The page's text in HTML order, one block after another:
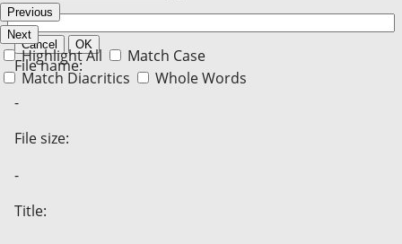
Previous
Next
Highlight All
Match Case
Match Diacritics
Whole Words
Cancel OK
File name:
-
File size:
-
Title: